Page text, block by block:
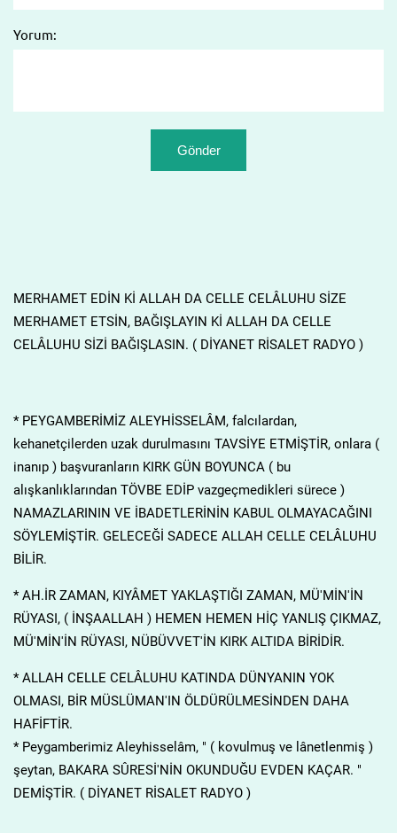
Yorum:
MERHAMET EDİN Kİ ALLAH DA CELLE CELÂLUHU SİZE
MERHAMET ETSİN, BAĞIŞLAYIN Kİ ALLAH DA CELLE
CELÂLUHU SİZİ BAĞIŞLASIN. ( DİYANET RİSALET RADYO )
* PEYGAMBERİMİZ ALEYHİSSELÂM, falcılardan,
kehanetçilerden uzak durulmasını TAVSİYE ETMİŞTİR, onlara (
inanıp ) başvuranların KIRK GÜN BOYUNCA ( bu
alışkanlıklarından TÖVBE EDİP vazgeçmedikleri sürece )
NAMAZLARININ VE İBADETLERİNİN KABUL OLMAYACAĞINI
SÖYLEMİŞTİR. GELECEĞİ SADECE ALLAH CELLE CELÂLUHU
BİLİR.
* AH.İR ZAMAN, KIYÂMET YAKLAŞTIĞI ZAMAN, MÜ'MİN'İN
RÜYASI, ( İNŞAALLAH ) HEMEN HEMEN HİÇ YANLIŞ ÇIKMAZ,
MÜ'MİN'İN RÜYASI, NÜBÜVVET'İN KIRK ALTIDA BİRİDİR.
* ALLAH CELLE CELÂLUHU KATINDA DÜNYANIN YOK
OLMASI, BİR MÜSLÜMAN'IN ÖLDÜRÜLMESİNDEN DAHA
HAFİFTİR.
* Peygamberimiz Aleyhisselâm, " ( kovulmuş ve lânetlenmiş )
şeytan, BAKARA SÛRESİ'NİN OKUNDUĞU EVDEN KAÇAR. "
DEMİŞTİR. ( DİYANET RİSALET RADYO )